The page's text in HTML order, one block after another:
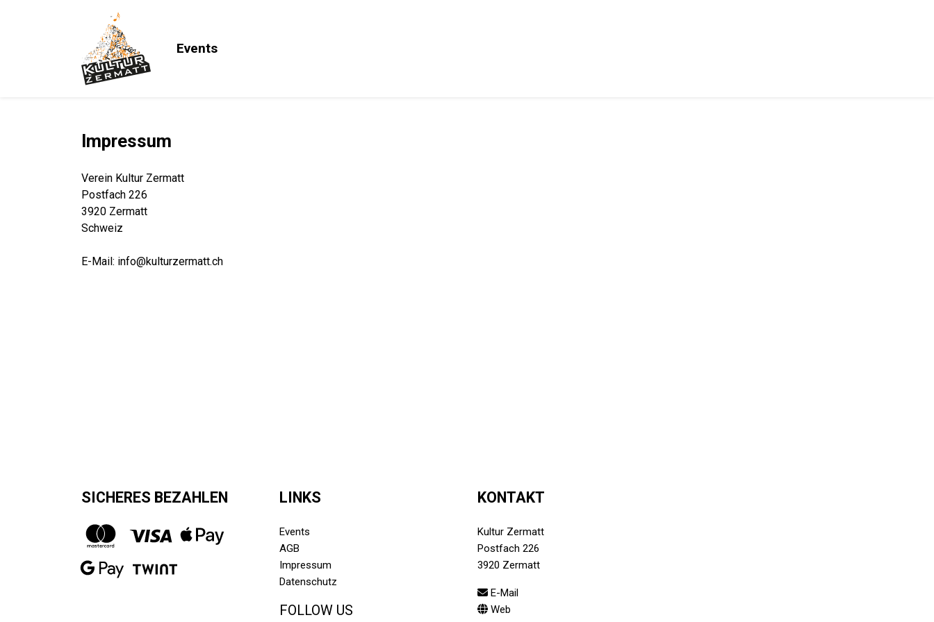
Events
Impressum
Verein Kultur Zermatt
Postfach 226
3920 Zermatt
Schweiz
E-Mail: info@kulturzermatt.ch
SICHERES BEZAHLEN LINKS
Events
AGB
Impressum
Datenschutz
FOLLOW US
KONTAKT
Kultur Zermatt
Postfach 226
3920 Zermatt
E-Mail
Web